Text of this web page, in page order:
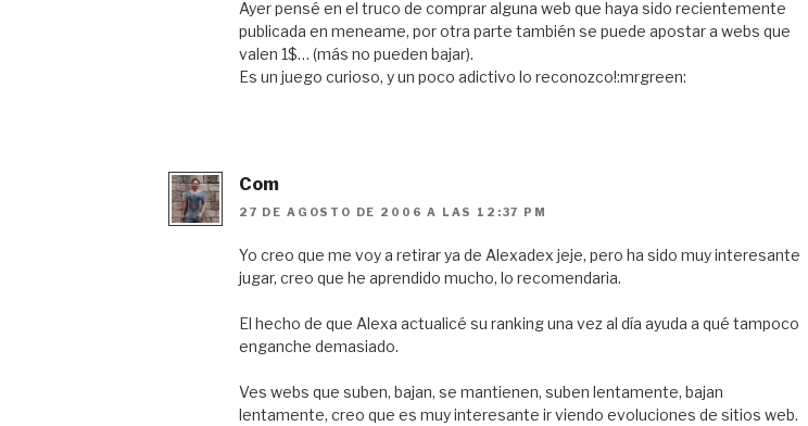
Ayer pensé en el truco de comprar alguna web que haya sido recientemente
publicada en meneame, por otra parte también se puede apostar a webs que
valen 1$… (más no pueden bajar).
Es un juego curioso, y un poco adictivo lo reconozco!:mrgreen:
Com
27 DE AGOSTO DE 2006 A LAS 12:37 PM
Yo creo que me voy a retirar ya de Alexadex jeje, pero ha sido muy interesante
jugar, creo que he aprendido mucho, lo recomendaria.
El hecho de que Alexa actualicé su ranking una vez al día ayuda a qué tampoco
enganche demasiado.
Ves webs que suben, bajan, se mantienen, suben lentamente, bajan
lentamente, creo que es muy interesante ir viendo evoluciones de sitios web.